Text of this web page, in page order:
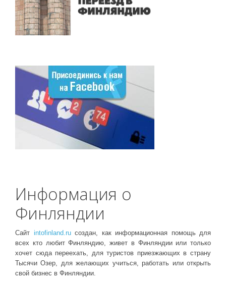
Информация о
Финляндии
Сайт intofinland.ruсоздан, как информационная помощь для
всех кто любит Финляндию, живет в Финляндии или только
хочет сюда переехать, для туристов приезжающих в страну
Тысячи Озер, для желающих учиться, работать или открыть
свой бизнес в Финляндии.